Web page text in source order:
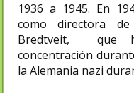
1936 a 1945. En
como directora
Bredtveit, que
concentración
la Alemania nazi